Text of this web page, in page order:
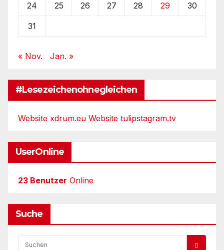
24 25 26 27 28 29 30
31
« Nov. Jan. »
#Lesezeichenohnegleichen
Website xdrum.eu Website tulipstagram.tv
UserOnline
23 Benutzer Online
Suche